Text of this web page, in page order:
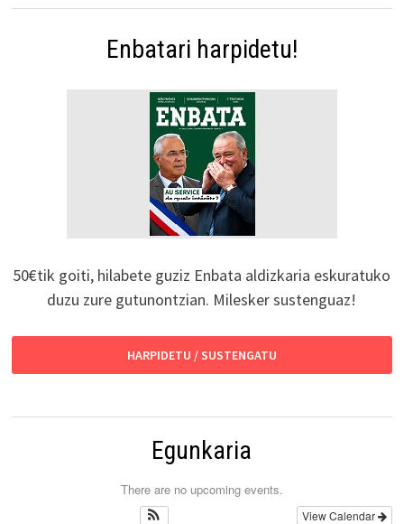
Enbatari harpidetu!
50€tik goiti, hilabete guziz Enbata aldizkaria eskuratuko
duzu zure gutunontzian. Milesker sustenguaz!
HARPIDETU / SUSTENGATU
Egunkaria
There are no upcoming events.
View Calendar